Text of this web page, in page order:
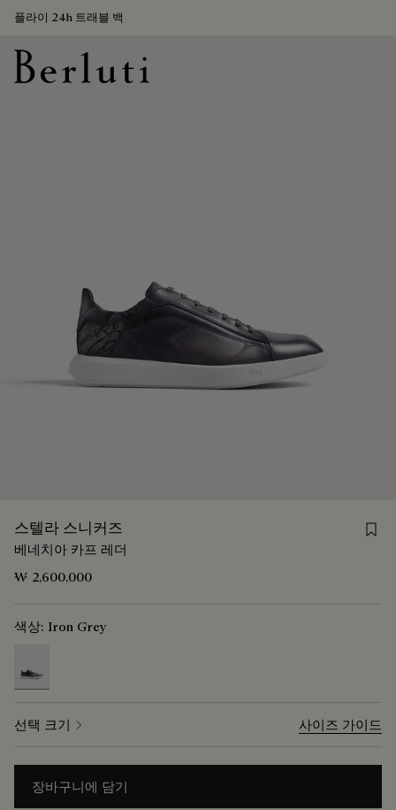
플라이 24h 트래블 백
스텔라 스니커즈
베네치아 카프 레더
₩ 2,600,000
색상: Iron Grey
선택 크기 사이즈 가이드
장바구니에 담기